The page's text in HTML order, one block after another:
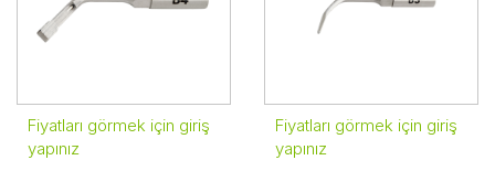
Fiyatları görmek için giriş
yapınız
Fiyatları görmek için giriş
yapınız